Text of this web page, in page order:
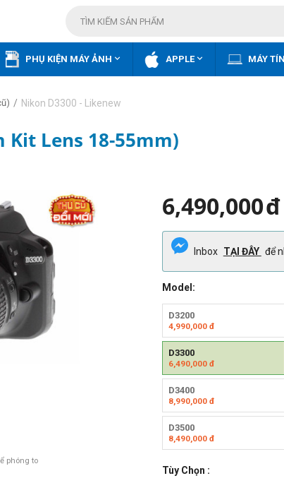
PHỤ KIỆN MÁY ẢNH  APPLE MÁY
/ Nikon D3300 - Likenew
Kit Lens 18-55mm)
phóng to
6,490,000đ
Inbox TẠI ĐÂY để
Model:
D3200
4,990,000đ
D3300
6,490,000đ
D3400
8,990,000đ
D3500
8,490,000đ
Tùy Chọn :